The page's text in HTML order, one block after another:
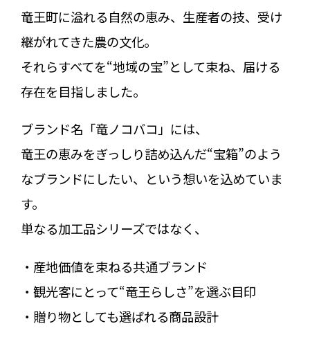
竜王町に溢れる自然の恵み、生産者の技、受け
継がれてきた農の文化。
それらすべてを“地域の宝”として束ね、届ける
存在を目指しました。
ブランド名「竜ノコバコ」には、
竜王の恵みをぎっしり詰め込んだ“宝箱”のよう
なブランドにしたい、という想いを込めていま
す。
単なる加工品シリーズではなく、
・産地価値を束ねる共通ブランド
・観光客にとって“竜王らしさ”を選ぶ目印
・贈り物としても選ばれる商品設計